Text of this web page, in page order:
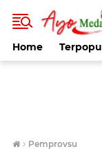
Home
› Pemprovsu